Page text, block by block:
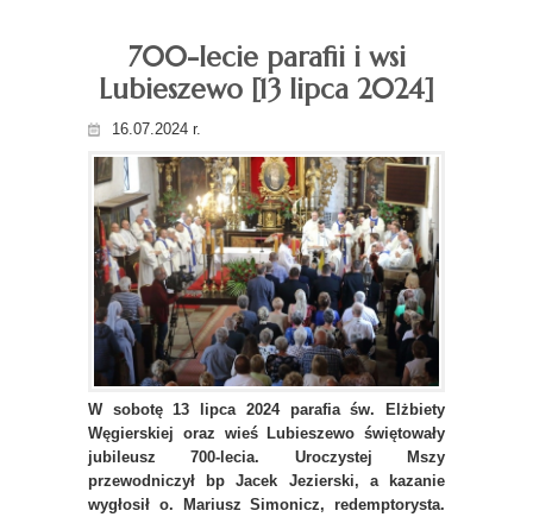
700-lecie parafii i wsi
Lubieszewo [13 lipca 2024]
16.07.2024 r.
W sobotę 13 lipca 2024 parafia św. Elżbiety
Węgierskiej oraz wieś Lubieszewo świętowały
jubileusz 700-lecia. Uroczystej Mszy
przewodniczył bp Jacek Jezierski, a kazanie
wygłosił o. Mariusz Simonicz, redemptorysta.